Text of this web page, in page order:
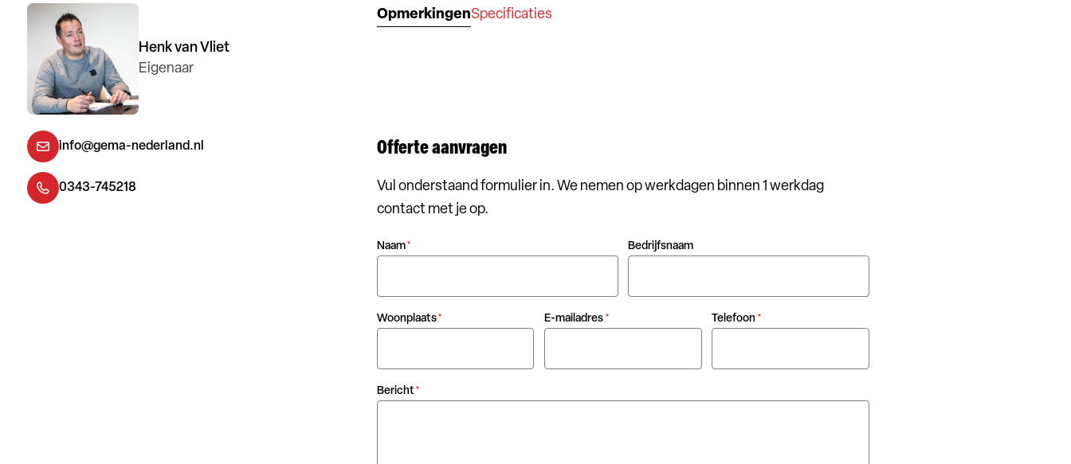
Henk van Vliet
Eigenaar
info@gema-nederland.nl
0343-745218
OpmerkingenSpecificaties
Offerte aanvragen
Vul onderstaand formulier in. We nemen op werkdagen binnen 1 werkdag
contact met je op.
Naam* Bedrijfsnaam
Woonplaats* E-mailadres * Telefoon *
Bericht *